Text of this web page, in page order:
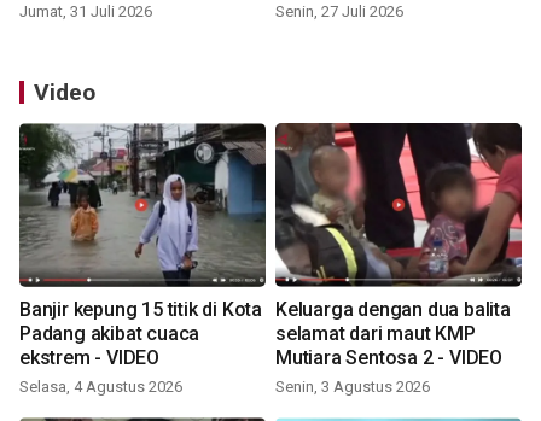
Jumat, 31 Juli 2026 Senin, 27 Juli 2026
Video
Banjir kepung 15 titik di Kota
Padang akibat cuaca
ekstrem - VIDEO
Selasa, 4 Agustus 2026
Keluarga dengan dua balita
selamat dari maut KMP
Mutiara Sentosa 2 - VIDEO
Senin, 3 Agustus 2026